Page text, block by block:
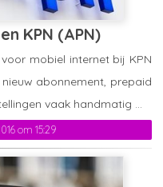
KPN (APN)
om 15:29
mobiel internet bij KPN
abonnement, prepaid
vaak handmatig ...